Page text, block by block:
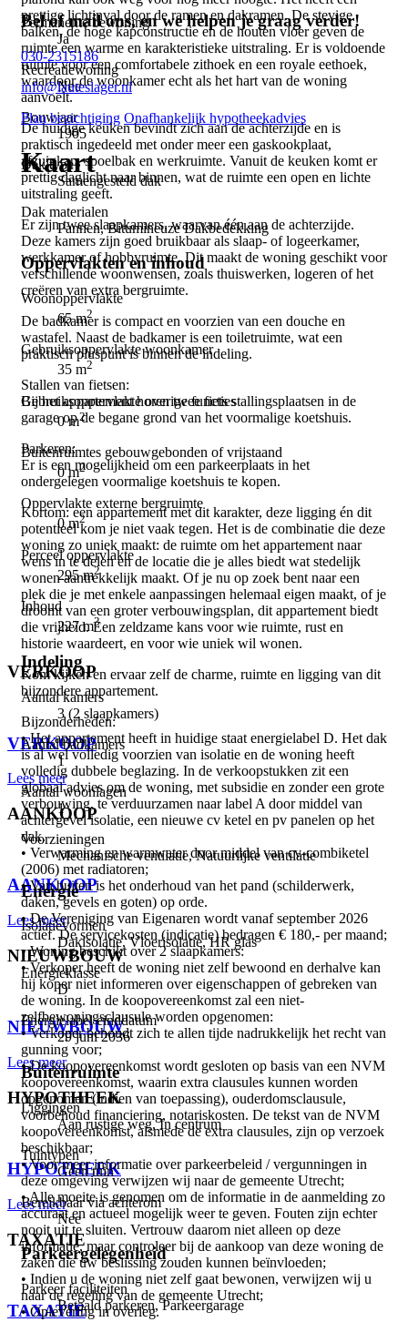
prettige lichtinval door de ramen en dakramen. De stevige
balken, de hoge kapconstructie en de houten vloer geven de
ruimte een warme en karakteristieke uitstraling. Er is voldoende
ruimte voor een comfortabele zithoek en een royale eethoek,
waardoor de woonkamer echt als het hart van de woning
aanvoelt.
De huidige keuken bevindt zich aan de achterzijde en is
praktisch ingedeeld met onder meer een gaskookplaat,
afzuigkap, spoelbak en werkruimte. Vanuit de keuken komt er
prettig daglicht naar binnen, wat de ruimte een open en lichte
uitstraling geeft.
Er zijn twee slaapkamers, waarvan één aan de achterzijde.
Deze kamers zijn goed bruikbaar als slaap- of logeerkamer,
werkkamer of hobbyruimte. Dit maakt de woning geschikt voor
verschillende woonwensen, zoals thuiswerken, logeren of het
creëren van extra bergruimte.
De badkamer is compact en voorzien van een douche en
wastafel. Naast de badkamer is een toiletruimte, wat een
praktisch pluspunt is binnen de indeling.
Stallen van fietsen:
Bij het appartement horen twee fiets stallingsplaatsen in de
garage op de begane grond van het voormalige koetshuis.
Parkeren:
Er is een mogelijkheid om een parkeerplaats in het
ondergelegen voormalige koetshuis te kopen.
Kortom: een appartement met dit karakter, deze ligging én dit
potentieel kom je niet vaak tegen. Het is de combinatie die deze
woning zo uniek maakt: de ruimte om het appartement naar
wens in te delen en de locatie die je alles biedt wat stedelijk
wonen aantrekkelijk maakt. Of je nu op zoek bent naar een
plek die je met enkele aanpassingen helemaal eigen maakt, of je
droomt van een groter verbouwingsplan, dit appartement biedt
die vrijheid. Een zeldzame kans voor wie ruimte, rust en
historie waardeert, en voor wie uniek wil wonen.
Kom kijken en ervaar zelf de charme, ruimte en ligging van dit
bijzondere appartement.
Bijzonderheden:
• Het appartement heeft in huidige staat energielabel D. Het dak
is al wel volledig voorzien van isolatie en de woning heeft
volledig dubbele beglazing. In de verkoopstukken zit een
globaal advies om de woning, met subsidie en zonder een grote
verbouwing, te verduurzamen naar label A door middel van
achtergevel isolatie, een nieuwe cv ketel en pv panelen op het
dak.
• Verwarming en warmwater door middel van cv-combiketel
(2006) met radiatoren;
• Van buiten is het onderhoud van het pand (schilderwerk,
daken, gevels en goten) op orde.
• De Vereniging van Eigenaren wordt vanaf september 2026
actief. De servicekosten (indicatie) bedragen € 180,- per maand;
• Woning beschikt over 2 slaapkamers:
• Verkoper heeft de woning niet zelf bewoond en derhalve kan
hij koper niet informeren over eigenschappen of gebreken van
de woning. In de koopovereenkomst zal een niet-
zelfbewoningsclausule worden opgenomen:
• Verkoper behoudt zich te allen tijde nadrukkelijk het recht van
gunning voor;
• De koopovereenkomst wordt gesloten op basis van een NVM
koopovereenkomst, waarin extra clausules kunnen worden
opgenomen (indien van toepassing), ouderdomsclausule,
voorbehoud financiering, notariskosten. De tekst van de NVM
koopovereenkomst, alsmede de extra clausules, zijn op verzoek
beschikbaar;
• Voor meer informatie over parkeerbeleid / vergunningen in
deze omgeving verwijzen wij naar de gemeente Utrecht;
• Alle moeite is genomen om de informatie in de aanmelding zo
accuraat en actueel mogelijk weer te geven. Fouten zijn echter
nooit uit te sluiten. Vertrouw daarom niet alleen op deze
informatie, maar controleer bij de aankoop van deze woning de
zaken die uw beslissing zouden kunnen beïnvloeden;
• Indien u de woning niet zelf gaat bewonen, verwijzen wij u
naar de regeling van de gemeente Utrecht;
• Oplevering in overleg.
Permanente bewoning
Ja
Recreatiewoning
Nee
Bouwjaar
1905
Dak type
Samengesteld dak
Dak materialen
Pannen, Bitumineuze Dakbedekking
Oppervlakten en inhoud
Woonoppervlakte
65 m2
Gebruiksoppervlakte woonkamer
35 m2
Gebruiksoppervlakte overige functies
0 m2
Buitenruimtes gebouwgebonden of vrijstaand
0 m2
Oppervlakte externe bergruimte
0 m2
Perceel oppervlakte
295 m2
Inhoud
227 m3
Indeling
Aantal kamers
3 (2 slaapkamers)
Aantal badkamers
1
Aantal woonlagen
1
Voorzieningen
Mechanische ventilatie, Natuurlijke ventilatie
Energie
Isolatievormen
Dakisolatie, Vloerisolatie, HR glas
Energieklasse
D
Energielabel einddatum
29 juni 2036
Buitenruimte
Liggingen
Aan rustige weg, In centrum
Tuintypen
Geen tuin
Bereikbaar via achterom
Nee
Parkeergelegenheid
Parkeer faciliteiten
Betaald parkeren, Parkeergarage
Bel of mail ons, en we helpen je graag verder!
030-2315186
info@lauteslager.nl
Plan bezichtiging Onafhankelijk hypotheekadvies
Kaart
VERKOOP
VERKOOP
Lees meer
AANKOOP
AANKOOP
Lees meer
NIEUWBOUW
NIEUWBOUW
Lees meer
HYPOTHEEK
HYPOTHEEK
Lees meer
TAXATIE
TAXATIE